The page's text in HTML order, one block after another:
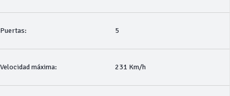
Puertas: 5
Velocidad máxima: 231 Km/h